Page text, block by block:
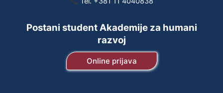
Postani student Akademije za humani
razvoj
Online prijava